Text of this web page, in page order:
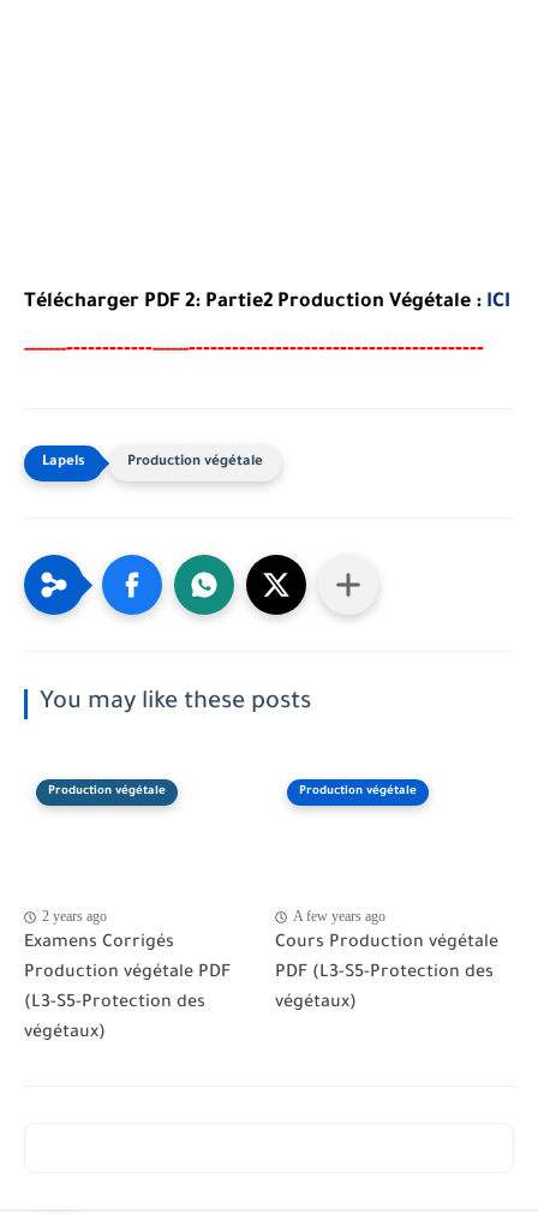
Télécharger PDF 2: Partie2 Production Végétale : ICI
------------------------------------------------------------------
Production végétale
You may like these posts
Production végétale
2 years ago
Examens Corrigés
Production végétale PDF
(L3-S5-Protection des
végétaux)
Production végétale
A few years ago
Cours Production végétale
PDF (L3-S5-Protection des
végétaux)